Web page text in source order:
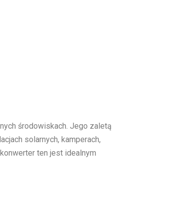
środowiskach. Jego zaletą
solarnych, kamperach,
ten jest idealnym